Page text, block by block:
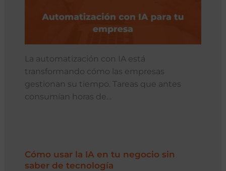
La automatización con IA está
transformando cómo las empresas
gestionan su tiempo. Tareas que antes
consumían horas de…
Cómo usar la IA en tu negocio sin
saber de tecnología